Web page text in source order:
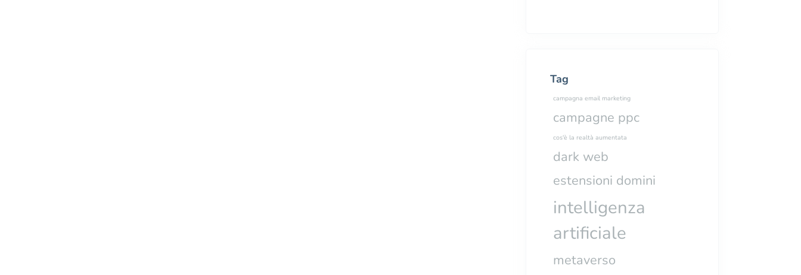
Tag
campagna email marketing
campagne ppc
cos'è la realtà aumentata
dark web
estensioni domini
intelligenza
artificiale
metaverso